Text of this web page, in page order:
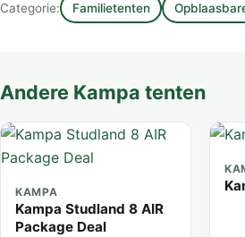
Categorie: Familietenten
Andere Kampa tenten
KAMPA
Kampa Studland 8 AIR
Package Deal